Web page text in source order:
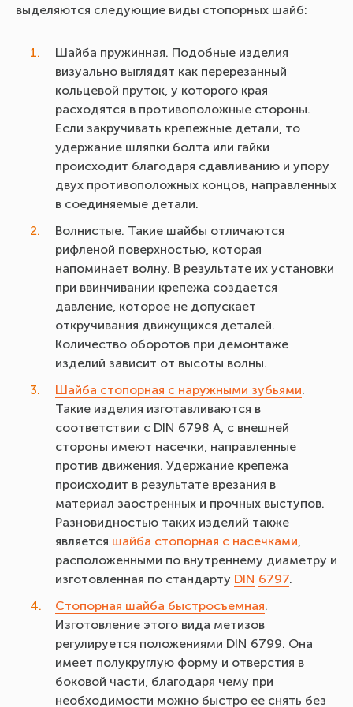
выделяются следующие виды стопорных шайб:
Шайба пружинная. Подобные изделия
визуально выглядят как перерезанный
кольцевой пруток, у которого края
расходятся в противоположные стороны.
Если закручивать крепежные детали, то
удержание шляпки болта или гайки
происходит благодаря сдавливанию и упору
двух противоположных концов, направленных
в соединяемые детали.
Волнистые. Такие шайбы отличаются
рифленой поверхностью, которая
напоминает волну. В результате их установки
при ввинчивании крепежа создается
давление, которое не допускает
откручивания движущихся деталей.
Количество оборотов при демонтаже
изделий зависит от высоты волны.
Шайба стопорная с наружными зубьями.
Такие изделия изготавливаются в
соответствии с DIN 6798 А, с внешней
стороны имеют насечки, направленные
против движения. Удержание крепежа
происходит в результате врезания в
материал заостренных и прочных выступов.
Разновидностью таких изделий также
является шайба стопорная с насечками,
расположенными по внутреннему диаметру и
изготовленная по стандарту DIN 6797.
Стопорная шайба быстросъемная.
Изготовление этого вида метизов
регулируется положениями DIN 6799. Она
имеет полукруглую форму и отверстия в
боковой части, благодаря чему при
необходимости можно быстро ее снять без